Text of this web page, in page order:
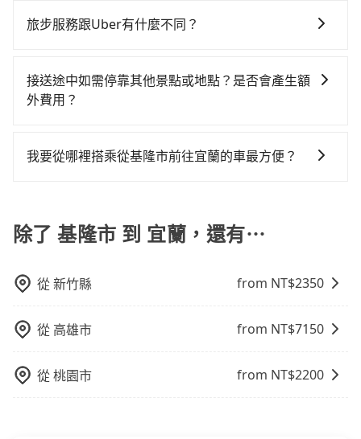
修理，每一次租車都好像在開樂透一樣。另外，偶爾也
車或者要載其他乘客的人來說就有不小的風險。最後，
雖然路邊隨租隨還看似方便，但實際使用時還是有其區
一次使用tripool的會擔心價格比市價便宜不少，是不是
淘汰顧客評分較低的司機，且車輛均要求5年內新車，司
機也絕對不會在車內吸煙，於新冠肺炎期間也絕對全程
車率，也就是提高俗稱「回頭車」的比例。這不僅體現
低，如此便反應在服務品質的控管會更佳。但tripool網
保證前一天中午以前均可全額取消退費，如已經決定好
要從基隆市去宜蘭，請儘早下訂以把握最划算的價格。
旅步服務跟Uber有什麼不同？
中長程提供最優惠的價格。 (3) 全台服務，不分城市與郊
區。 (4) 有較為嚴謹的乘車時間與取消政策。
接送途中如需停靠其他景點或地點？是否會產生額
外費用？
靠，您可以參考我們的「加點服務」，每個點距離在 5
外支付費用。
我要從哪裡搭乘從基隆市前往宜蘭的車最方便？
得到，我們就保證發車。直接在官網上輸入住家地址、
辦公大樓、飯店民宿、各地車站、機場航廈、甚至風景
除了 基隆市 到 宜蘭，還有⋯
從新竹縣 from NT$2350
從 高雄市 from NT$7150
從桃園市 from NT$2200